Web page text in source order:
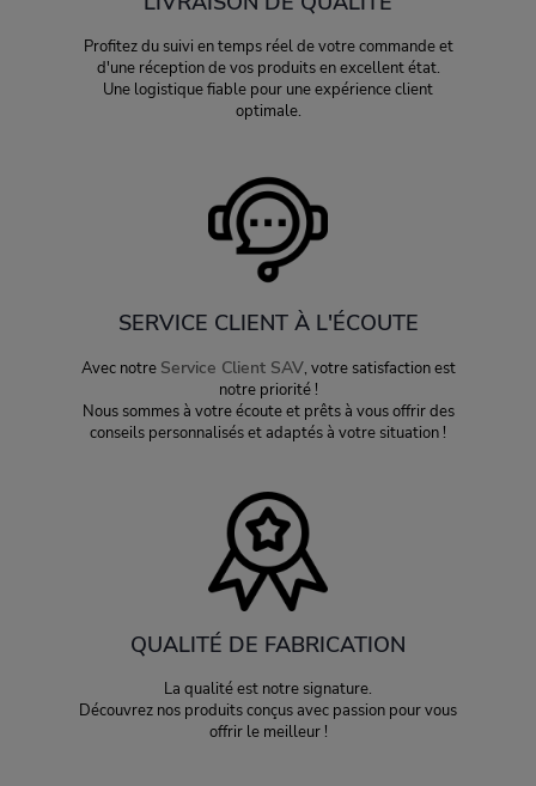
Profitez du suivi en temps réel de votre commande et
d'une réception de vos produits en excellent état.
Une logistique fiable pour une expérience client
optimale.
SERVICE CLIENT À L'ÉCOUTE
Avec notre Service Client SAV, votre satisfaction est
notre priorité !
Nous sommes à votre écoute et prêts à vous offrir des
conseils personnalisés et adaptés à votre situation !
QUALITÉ DE FABRICATION
La qualité est notre signature.
Découvrez nos produits conçus avec passion pour vous
offrir le meilleur !